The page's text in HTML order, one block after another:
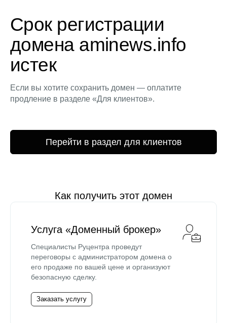
Срок регистрации
домена aminews.info
истек
Если вы хотите сохранить домен — оплатите
продление в разделе «Для клиентов».
Перейти в раздел для клиентов
Как получить этот домен
Услуга «Доменный брокер»
Специалисты Руцентра проведут
переговоры с администратором домена о
его продаже по вашей цене и организуют
безопасную сделку.
Заказать услугу